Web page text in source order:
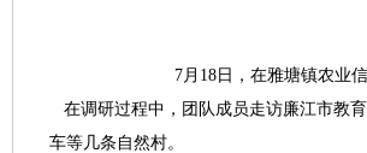
7月18日，在雅塘镇农业信用社
在调研过程中，团队成员走访廉江市教
车等几条自然村。